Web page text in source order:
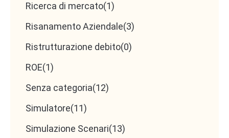
Ricerca di mercato(1)
Risanamento Aziendale(3)
Ristrutturazione debito(0)
ROE(1)
Senza categoria(12)
Simulatore(11)
Simulazione Scenari(13)